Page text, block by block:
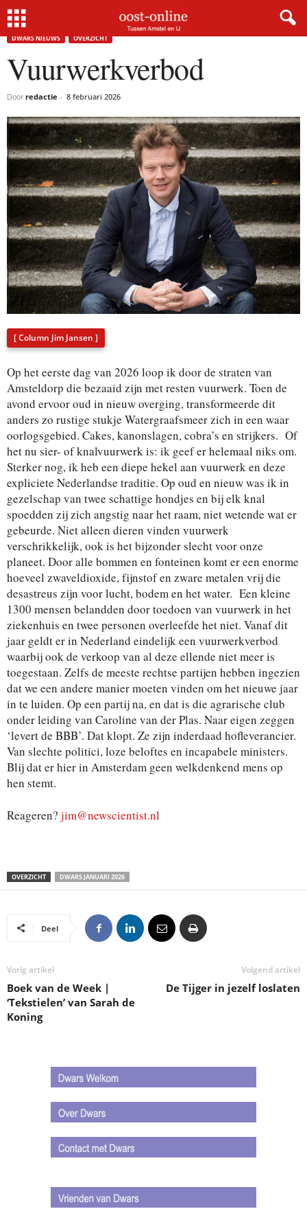
Home Vuurwerkverbod
DWARS NIEUWS OVERZICHT
Vuurwerkverbod
Door redactie - 8 februari 2026
[ Column Jim Jansen ]
Op het eerste dag van 2026 loop ik door de straten van
Amsteldorp die bezaaid zijn met resten vuurwerk. Toen de
avond ervoor oud in nieuw overging, transformeerde dit
anders zo rustige stukje Watergraafsmeer zich in een waar
oorlogsgebied. Cakes, kanonslagen, cobra’s en strijkers. Of
het nu sier- of knalvuurwerk is: ik geef er helemaal niks om.
Sterker nog, ik heb een diepe hekel aan vuurwerk en deze
expliciete Nederlandse traditie. Op oud en nieuw was ik in
gezelschap van twee schattige hondjes en bij elk knal
spoedden zij zich angstig naar het raam, niet wetende wat er
gebeurde. Niet alleen dieren vinden vuurwerk
verschrikkelijk, ook is het bijzonder slecht voor onze
planeet. Door alle bommen en fonteinen komt er een enorme
hoeveel zwaveldioxide, fijnstof en zware metalen vrij die
desastreus zijn voor lucht, bodem en het water. Een kleine
1300 mensen belandden door toedoen van vuurwerk in het
ziekenhuis en twee personen overleefde het niet. Vanaf dit
jaar geldt er in Nederland eindelijk een vuurwerkverbod
waarbij ook de verkoop van al deze ellende niet meer is
toegestaan. Zelfs de meeste rechtse partijen hebben ingezien
dat we een andere manier moeten vinden om het nieuwe jaar
in te luiden. Op een partij na, en dat is die agrarische club
onder leiding van Caroline van der Plas. Naar eigen zeggen
‘levert de BBB’. Dat klopt. Ze zijn inderdaad hofleverancier.
Van slechte politici, loze beloftes en incapabele ministers.
Blij dat er hier in Amsterdam geen welkdenkend mens op
hen stemt.
Reageren? jim@newscientist.nl
OVERZICHT DWARS JANUARI 2026
Deel
Vorig artikel
Boek van de Week |
‘Tekstielen’ van Sarah de
Koning
Volgend artikel
De Tijger in jezelf loslaten